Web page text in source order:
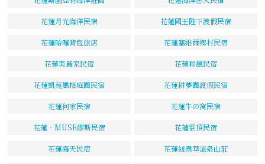
花蓮月光海洋民宿 花蓮國王陛下渡假民宿
花蓮哈囉背包旅店 花蓮塞維爾鄉村民宿
花蓮美麗家民宿 花蓮和風民宿
花蓮凱苑風格庭園民宿 花蓮耕夢園渡假民宿
花蓮何家民宿 花蓮牛の窩民宿
花蓮‧MUSE繆斯民宿 花蓮雲頂民宿
花蓮海天民宿 花蓮紐澳華溫泉山莊